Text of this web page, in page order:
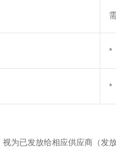
*
*
视为已发放给相应供应商（发